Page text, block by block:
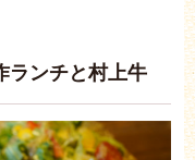
ランチと村上牛